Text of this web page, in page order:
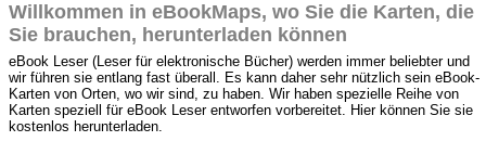
Willkommen in eBookMaps, wo Sie die Karten, die
Sie brauchen, herunterladen können
eBook Leser (Leser für elektronische Bücher) werden immer beliebter und
wir führen sie entlang fast überall. Es kann daher sehr nützlich sein eBook-
Karten von Orten, wo wir sind, zu haben. Wir haben spezielle Reihe von
Karten speziell für eBook Leser entworfen vorbereitet. Hier können Sie sie
kostenlos herunterladen.